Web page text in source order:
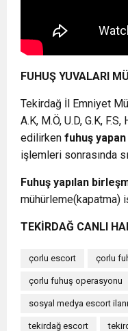
FUHUŞ YUVALARI
Tekirdağ İl Emniyet
A.K, M.Ö, U.D, G.K,
edilirken fuhuş yapan
işlemleri sonrasında
Fuhuş yapılan
mühürleme(kapatma)
TEKİRDAĞ CANLI
çorlu escort çorlu
çorlu fuhuş operasyonu
sosyal medya escort ilanı
tekirdağ escort